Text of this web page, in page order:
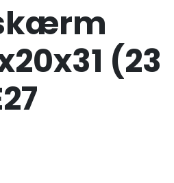
(23